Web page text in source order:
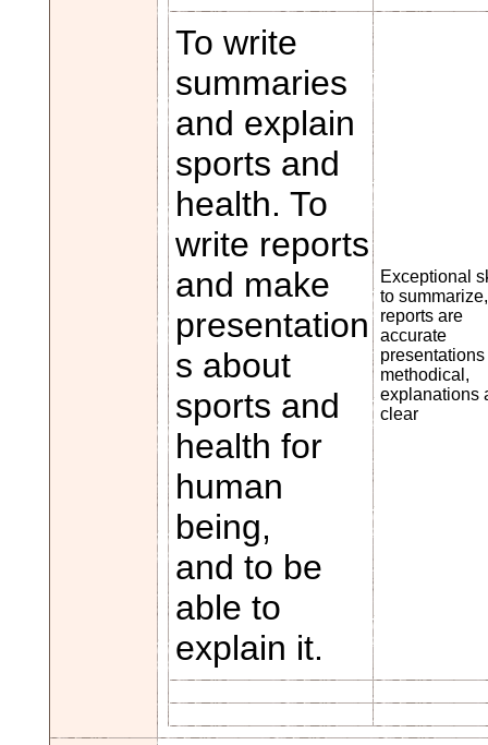
To write
summaries
and explain
sports and
health. To
write reports
and make
presentation
s about
sports and
health for
human
being,
and to be
able to
explain it.
Exceptional
to summarize,
reports are
accurate
presentations
methodical,
explanations
clear